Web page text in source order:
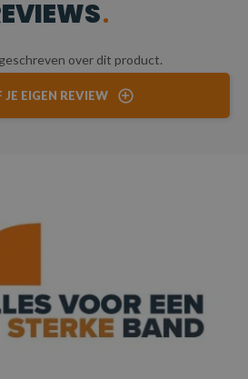
over dit product.
JE EIGEN REVIEW